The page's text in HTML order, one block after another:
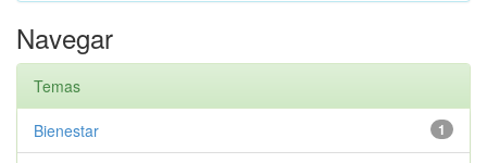
Navegar
Temas
1
Bienestar